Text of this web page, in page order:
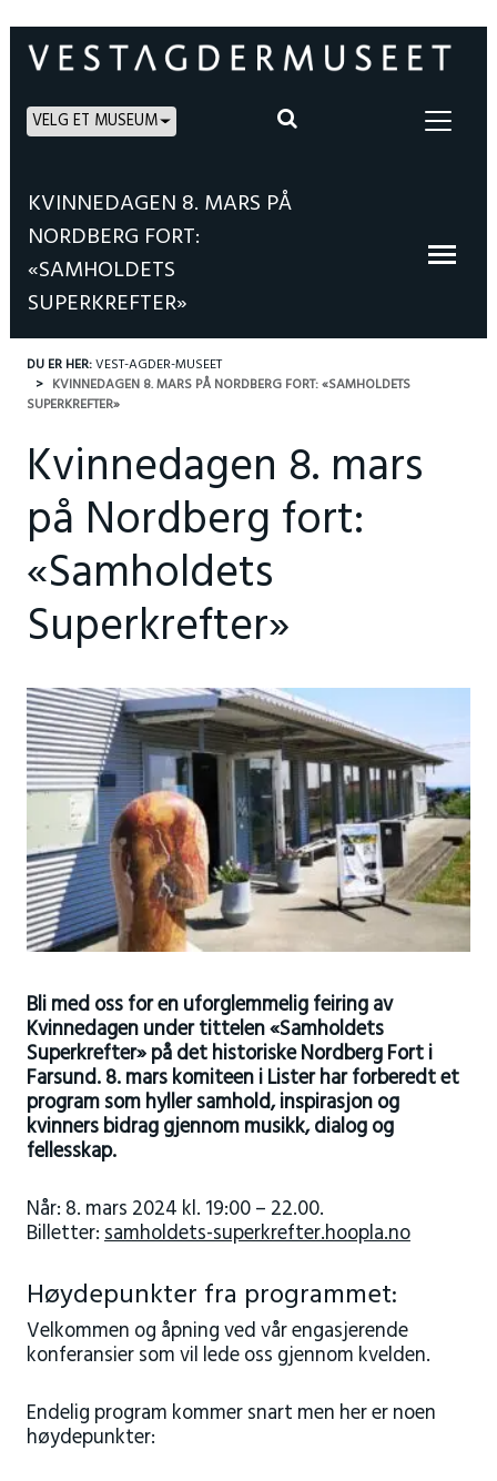
VELG ET MUSEUM
KVINNEDAGEN 8. MARS PÅ
NORDBERG FORT:
«SAMHOLDETS
SUPERKREFTER»
DU ER HER:VEST-AGDER-MUSEET
KVINNEDAGEN 8. MARS PÅ NORDBERG FORT: «SAMHOLDETS
SUPERKREFTER»
Kvinnedagen 8. mars
på Nordberg fort:
«Samholdets
Superkrefter»
Bli med oss for en uforglemmelig feiring av
Kvinnedagen under tittelen «Samholdets
Superkrefter» på det historiske Nordberg Fort i
Farsund. 8. mars komiteen i Lister har forberedt et
program som hyller samhold, inspirasjon og
kvinners bidrag gjennom musikk, dialog og
fellesskap.
Når: 8. mars 2024 kl. 19:00 – 22.00.
Billetter:samholdets-superkrefter.hoopla.no
Høydepunkter fra programmet:
Velkommen og åpning ved vår engasjerende
konferansier som vil lede oss gjennom kvelden.
Endelig program kommer snart men her er noen
høydepunkter: